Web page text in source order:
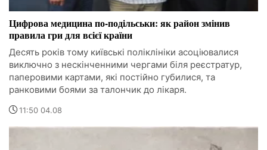
Цифрова медицина по-подільськи: як район змінив
правила гри для всієї країни
Десять років тому київські поліклініки асоціювалися
виключно з нескінченними чергами біля реєстратур,
паперовими картами, які постійно губилися, та
ранковими боями за талончик до лікаря.
11:50 04.08